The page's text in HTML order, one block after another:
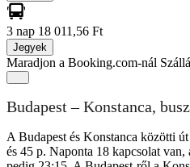
3 nap 18 011,56 Ft
Jegyek
Maradjon a Booking.com-nál
Budapest – Konstanca, busz
A Budapest és Konstanca közötti
és 45 p. Naponta 18 kapcsolat